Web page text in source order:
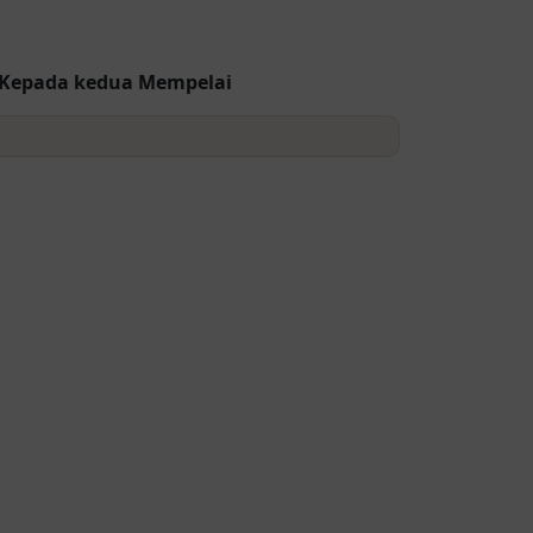
kedua Mempelai